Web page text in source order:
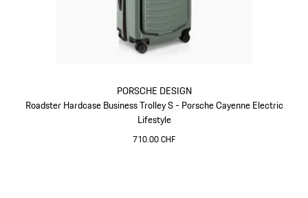
PORSCHE DESIGN
Roadster Hardcase Business Trolley S - Porsche Cayenne Electric
Lifestyle
710.00 CHF